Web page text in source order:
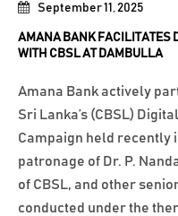
September 11, 2025
AMANA BANK FACILITATES
WITH CBSL AT DAMBULLA
Amana Bank actively
Sri Lanka’s (CBSL)
Campaign held recently
patronage of Dr. P.
of CBSL, and other
conducted under the